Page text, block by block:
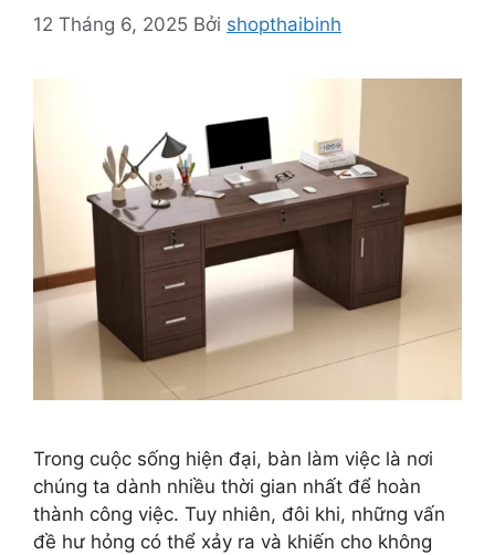
12 Tháng 6, 2025 Bởi shopthaibinh
Trong cuộc sống hiện đại, bàn làm việc là nơi
chúng ta dành nhiều thời gian nhất để hoàn
thành công việc. Tuy nhiên, đôi khi, những vấn
đề hư hỏng có thể xảy ra và khiến cho không